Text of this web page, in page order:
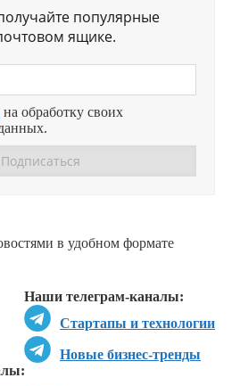
популярные
ящике.
на обработку своих
в удобном формате
Наши телеграм-каналы:
Стартапы и технологии
Новые бизнес-тренды